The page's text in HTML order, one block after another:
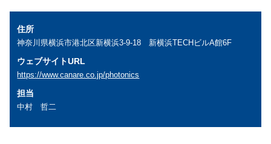
住所
神奈川県横浜市港北区新横浜3-9-18 新横浜TECHビルA館6F
ウェブサイトURL
https://www.canare.co.jp/photonics
担当
中村 哲二